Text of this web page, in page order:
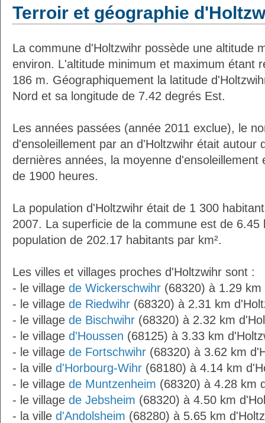
Terroir et géographie
La commune d'Holtzwihr possède une altitude
environ. L'altitude minimum et maximum étant
186 m. Géographiquement la latitude
Nord et sa longitude de 7.42 degrés Est.
Les années passées (année 2011 exclue), le
d'ensoleillement par an d'Holtzwihr était autour
dernières années, la moyenne d'ensoleillement
de 1900 heures.
La population d'Holtzwihr était de 1 300
2007. La superficie de la commune est de 6.45
population de 202.17 habitants par km².
Les villes et villages proches d'Holtzwihr sont :
- le village de Wickerschwihr (68320) à 1.29 km
- le village de Riedwihr (68320) à 2.31 km
- le village de Bischwihr (68320) à 2.32 km
- le village d'Houssen (68125) à 3.33 km
- le village de Fortschwihr (68320) à 3.62 km
- la ville d'Horbourg-Wihr (68180) à 4.14 km
- le village de Muntzenheim (68320) à 4.28 km
- le village de Jebsheim (68320) à 4.50 km
- la ville d'Andolsheim (68280) à 5.65 km